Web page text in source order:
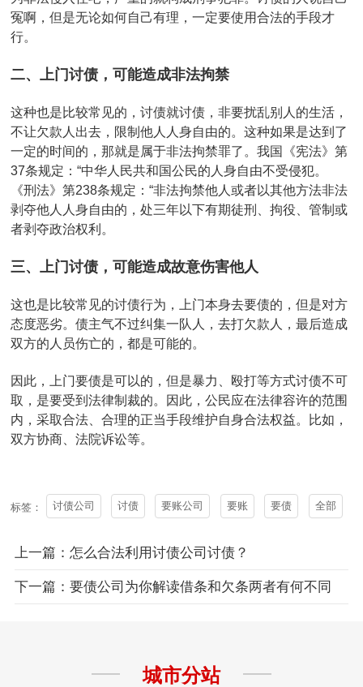
冤啊，但是无论如何自己有理，一定要使用合法的手段才
行。
二、上门讨债，可能造成非法拘禁
这种也是比较常见的，讨债就讨债，非要扰乱别人的生活，
不让欠款人出去，限制他人人身自由的。这种如果是达到了
一定的时间的，那就是属于非法拘禁罪了。我国《宪法》第
37条规定：“中华人民共和国公民的人身自由不受侵犯。
《刑法》第238条规定：“非法拘禁他人或者以其他方法非法
剥夺他人人身自由的，处三年以下有期徒刑、拘役、管制或
者剥夺政治权利。
三、上门讨债，可能造成故意伤害他人
这也是比较常见的讨债行为，上门本身去要债的，但是对方
态度恶劣。债主气不过纠集一队人，去打欠款人，最后造成
双方的人员伤亡的，都是可能的。
因此，上门要债是可以的，但是暴力、殴打等方式讨债不可
取，是要受到法律制裁的。因此，公民应在法律容许的范围
内，采取合法、合理的正当手段维护自身合法权益。比如，
双方协商、法院诉讼等。
标签： 讨债公司 讨债 要账公司 要账 要债 全部
上一篇：怎么合法利用讨债公司讨债？
下一篇：要债公司为你解读借条和欠条两者有何不同
城市分站